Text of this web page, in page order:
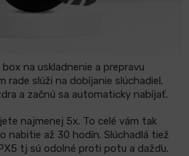
na uskladnenie a prepravu
rade slúži na dobíjanie slúchadiel.
a začnú sa automaticky nabíjať.
najmenej 5x. To celé vám tak
nabitie až 30 hodín. Slúchadlá tiež
tj sú odolné proti potu a dažďu.